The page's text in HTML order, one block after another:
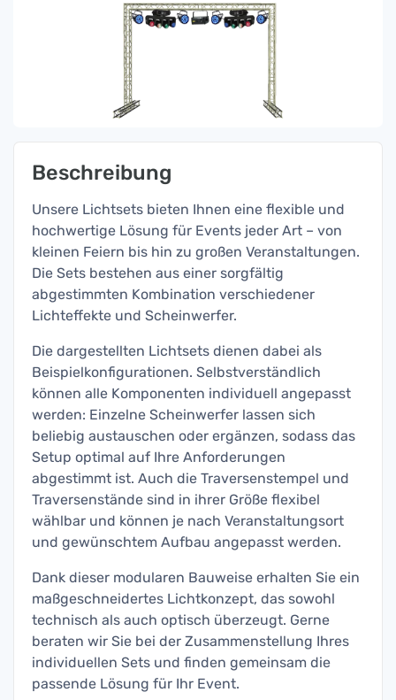
Beschreibung
Unsere Lichtsets bieten Ihnen eine flexible und
hochwertige Lösung für Events jeder Art – von
kleinen Feiern bis hin zu großen Veranstaltungen.
Die Sets bestehen aus einer sorgfältig
abgestimmten Kombination verschiedener
Lichteffekte und Scheinwerfer.
Die dargestellten Lichtsets dienen dabei als
Beispielkonfigurationen. Selbstverständlich
können alle Komponenten individuell angepasst
werden: Einzelne Scheinwerfer lassen sich
beliebig austauschen oder ergänzen, sodass das
Setup optimal auf Ihre Anforderungen
abgestimmt ist. Auch die Traversenstempel und
Traversenstände sind in ihrer Größe flexibel
wählbar und können je nach Veranstaltungsort
und gewünschtem Aufbau angepasst werden.
Dank dieser modularen Bauweise erhalten Sie ein
maßgeschneidertes Lichtkonzept, das sowohl
technisch als auch optisch überzeugt. Gerne
beraten wir Sie bei der Zusammenstellung Ihres
individuellen Sets und finden gemeinsam die
passende Lösung für Ihr Event.